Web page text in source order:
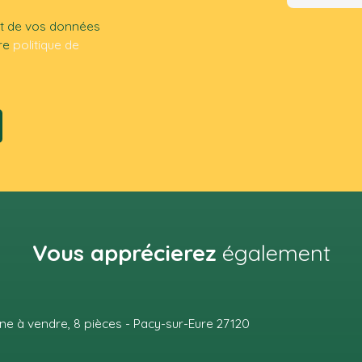
de vos données
politique de
Vous apprécierez également